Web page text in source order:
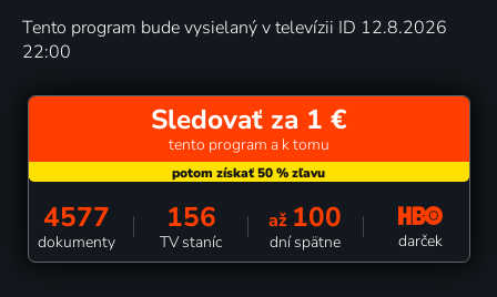
Tento program bude vysielaný v televízii ID 12.8.2026
22:00
Sledovať za 1 €
tento program a k tomu
4577
dokumenty
156
TV staníc
až 100
dní spätne darček